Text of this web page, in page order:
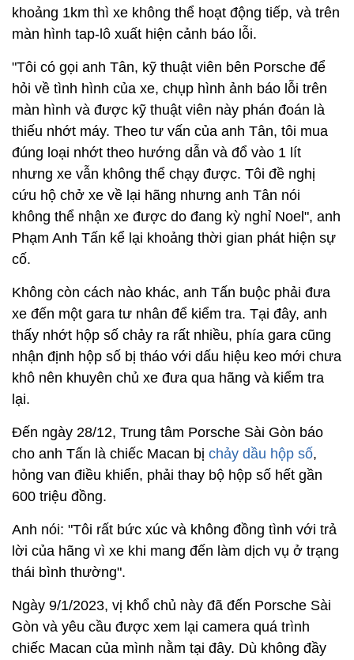
khoảng 1km thì xe không thể hoạt động tiếp, và trên
màn hình tap-lô xuất hiện cảnh báo lỗi.
"Tôi có gọi anh Tân, kỹ thuật viên bên Porsche để
hỏi về tình hình của xe, chụp hình ảnh báo lỗi trên
màn hình và được kỹ thuật viên này phán đoán là
thiếu nhớt máy. Theo tư vấn của anh Tân, tôi mua
đúng loại nhớt theo hướng dẫn và đổ vào 1 lít
nhưng xe vẫn không thể chạy được. Tôi đề nghị
cứu hộ chở xe về lại hãng nhưng anh Tân nói
không thể nhận xe được do đang kỳ nghỉ Noel", anh
Phạm Anh Tấn kể lại khoảng thời gian phát hiện sự
cố.
Không còn cách nào khác, anh Tấn buộc phải đưa
xe đến một gara tư nhân để kiểm tra. Tại đây, anh
thấy nhớt hộp số chảy ra rất nhiều, phía gara cũng
nhận định hộp số bị tháo với dấu hiệu keo mới chưa
khô nên khuyên chủ xe đưa qua hãng và kiểm tra
lại.
Đến ngày 28/12, Trung tâm Porsche Sài Gòn báo
cho anh Tấn là chiếc Macan bị chảy dầu hộp số,
hỏng van điều khiển, phải thay bộ hộp số hết gần
600 triệu đồng.
Anh nói: "Tôi rất bức xúc và không đồng tình với trả
lời của hãng vì xe khi mang đến làm dịch vụ ở trạng
thái bình thường".
Ngày 9/1/2023, vị khổ chủ này đã đến Porsche Sài
Gòn và yêu cầu được xem lại camera quá trình
chiếc Macan của mình nằm tại đây. Dù không đầy